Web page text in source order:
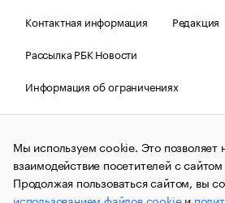
Контактная информация
Редакция
Рассылка РБК Новости
Информация об ограничениях
Правовая информация
О
© АО «РОСБИЗНЕСКОНСАЛТИНГ»,
и материалы информационного
(зарегистрировано Федеральной
связи, информационных технологий и
Мы используем cookie. Это позволяет
взаимодействие посетителей с
Продолжая пользоваться сайтом, вы